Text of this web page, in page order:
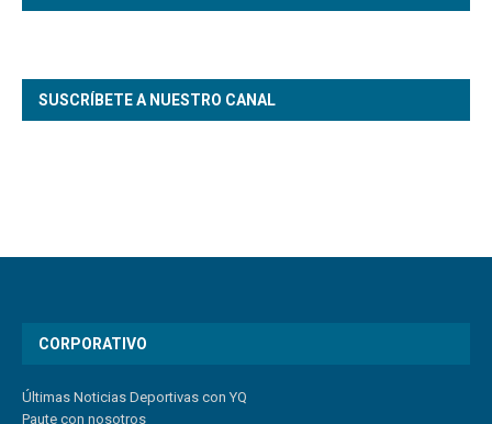
SUSCRÍBETE A NUESTRO CANAL
CORPORATIVO
Últimas Noticias Deportivas con YQ
Paute con nosotros